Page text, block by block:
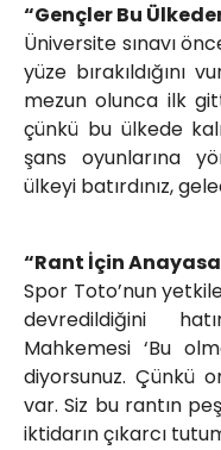
“Gençler Bu
Üniversite sınavı
yüze bırakıldığını
mezun olunca ilk
çünkü bu ülkede
şans oyunlarına
ülkeyi batırdınız,
“Rant İçin
Spor Toto’nun
devredildiğini
Mahkemesi ‘Bu
diyorsunuz. Çünkü
var. Siz bu rantın
iktidarın çıkarcı